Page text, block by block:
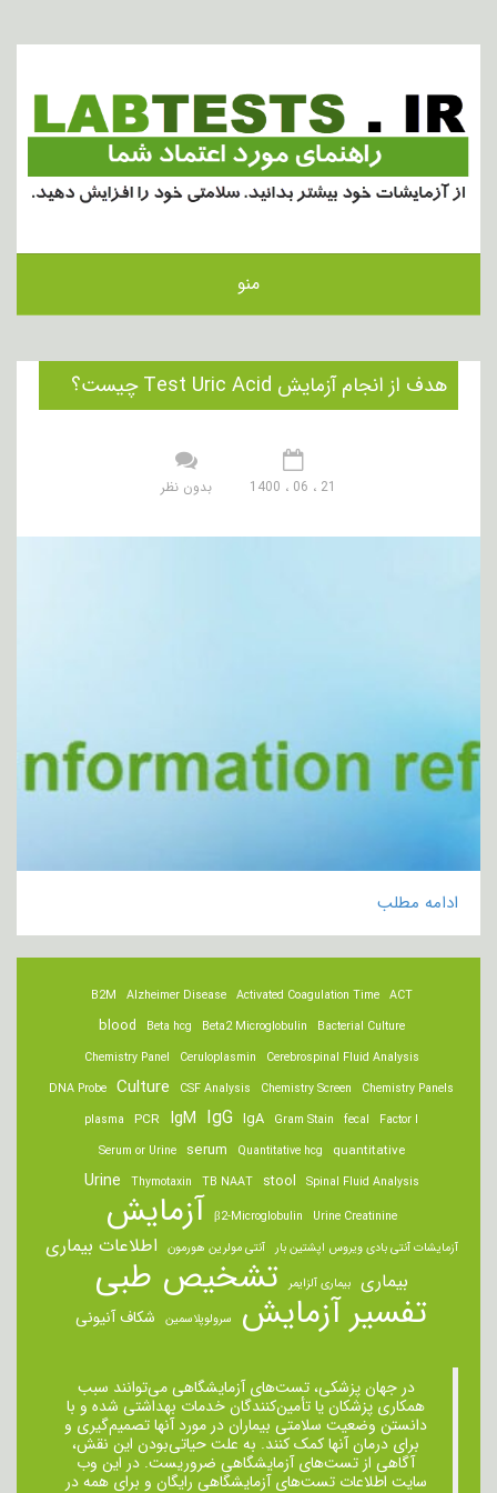
منو
هدف از انجام آزمایش Test Uric Acid چیست؟
21 ، 06 ، 1400 بدون نظر
ادامه مطلب
ACT
Activated Coagulation Time
Alzheimer Disease
B2M
Bacterial Culture
Beta2 Microglobulin
Beta hcg
blood
Cerebrospinal Fluid Analysis
Ceruloplasmin
Chemistry Panel
Chemistry Panels
Chemistry Screen
CSF Analysis
Culture
DNA Probe
Factor I
fecal
Gram Stain
IgA
IgG
IgM
PCR
plasma
quantitative
Quantitative hcg
serum
Serum or Urine
Spinal Fluid Analysis
stool
TB NAAT
Thymotaxin
Urine
Urine Creatinine
β2-Microglobulin آزمایش
آزمایشات آنتی بادی ویروس اپشتین بار آنتی مولرین هورمون اطلاعات بیماری
بیماری بیماری آلزایمر تشخیص طبی
تفسیر آزمایش سرولوپلاسمین شکاف آنیونی
در جهان پزشکی، تست‌های آزمایشگاهی می‌توانند سبب
همکاری پزشکان یا تأمین‌کنندگان خدمات بهداشتی شده و با
دانستن وضعیت سلامتی بیماران در مورد آنها تصمیم‌گیری و
برای درمان ‌آنها کمک کنند. به علت حیاتی‌بودن این نقش،
آگاهی از تست‌های آزمایشگاهی ضروریست. در این وب
سایت اطلاعات تست‌های آزمایشگاهی رایگان و برای همه در